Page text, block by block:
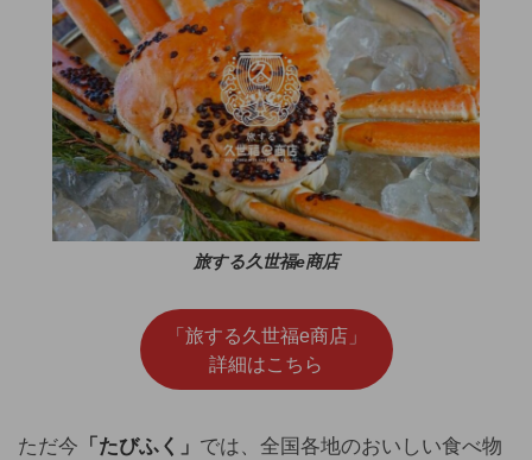
旅する久世福e商店
「旅する久世福e商店」
詳細はこちら
ただ今 「たびふく」 では、全国各地のおいしい食べ物